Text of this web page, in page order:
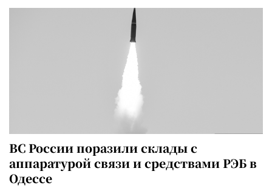
ВС России поразили склады с
аппаратурой связи и средствами РЭБ в
Одессе